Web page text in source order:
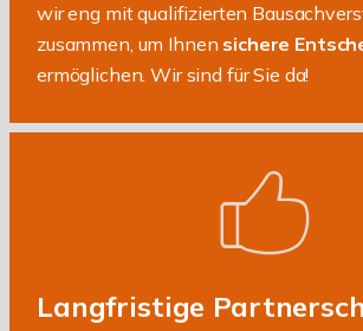
wir eng mit qualifizierten
zusammen, um Ihnen sichere
ermöglichen. Wir sind für Sie da!
Langfristige